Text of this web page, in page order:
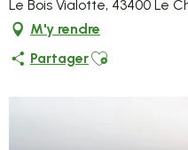
Le Bois Vialotte, 43400 Le
M'y rendre
PartagerAjouter aux